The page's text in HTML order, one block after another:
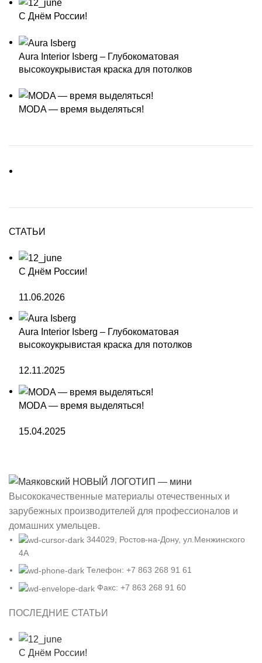
С Днём России!
Aura Interior Isberg – Глубокоматовая
высокоукрывистая краска для потолков
MODA — время выделяться!
СТАТЬИ
С Днём России!
11.06.2026
Aura Interior Isberg – Глубокоматовая
высокоукрывистая краска для потолков
12.11.2025
MODA — время выделяться!
15.04.2025
Высококачественные материалы отечественных и
зарубежных производителей для профессионалов и
домашних умельцев.
344029, Ростов-на-Дону, ул.Менжинского
4А
Телефон: +7 863 268 91 61
Факс: +7 863 268 91 60
ПОСЛЕДНИЕ СТАТЬИ
С Днём России!